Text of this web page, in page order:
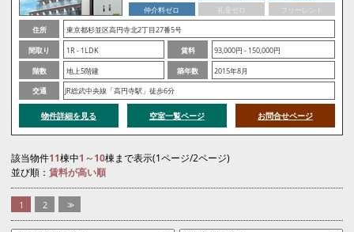
仲介料ゼロ
礼金ゼロ
フリーレント
住所
東京都杉並区高円寺北2丁目27番5号
間取り
1R - 1LDK 賃料
93,000円 - 150,000円
階数
地上5階建 築年数
2015年8月
交通
JR総武中央線「高円寺駅」徒歩6分
物件詳細を見る 空室一覧ページ お問合せページ
該当物件11棟中1～10棟まで表示(1ページ/2ページ)
並び順： 賃料が高い順
1 2 >>